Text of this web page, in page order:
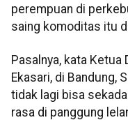
perempuan di
saing komoditas itu
Pasalnya, kata Ketua
Ekasari, di Bandung,
tidak lagi bisa
rasa di panggung